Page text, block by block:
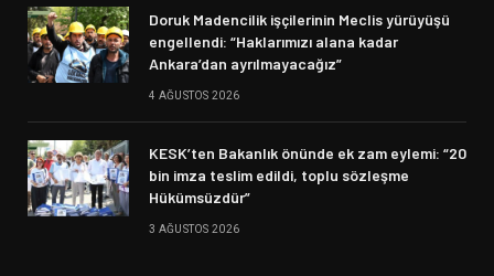
Doruk Madencilik işçilerinin Meclis yürüyüşü
engellendi: “Haklarımızı alana kadar
Ankara’dan ayrılmayacağız”
4 AĞUSTOS 2026
KESK’ten Bakanlık önünde ek zam eylemi: “20
bin imza teslim edildi, toplu sözleşme
Hükümsüzdür”
3 AĞUSTOS 2026